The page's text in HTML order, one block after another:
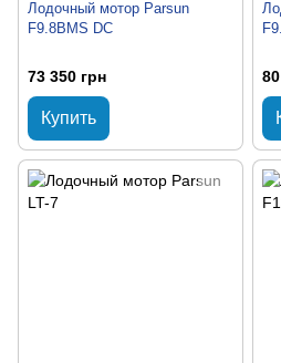
Лодочный мотор Parsun
F9.8BMS DC
73 350 грн
Купить